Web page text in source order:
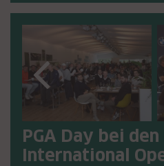
PGA Day bei den
International